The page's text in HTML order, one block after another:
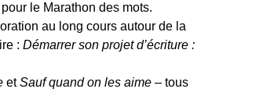
le Marathon des mots.
au long cours autour de la
: Démarrer son projet d’écriture :
etSauf quand on les aime – tous